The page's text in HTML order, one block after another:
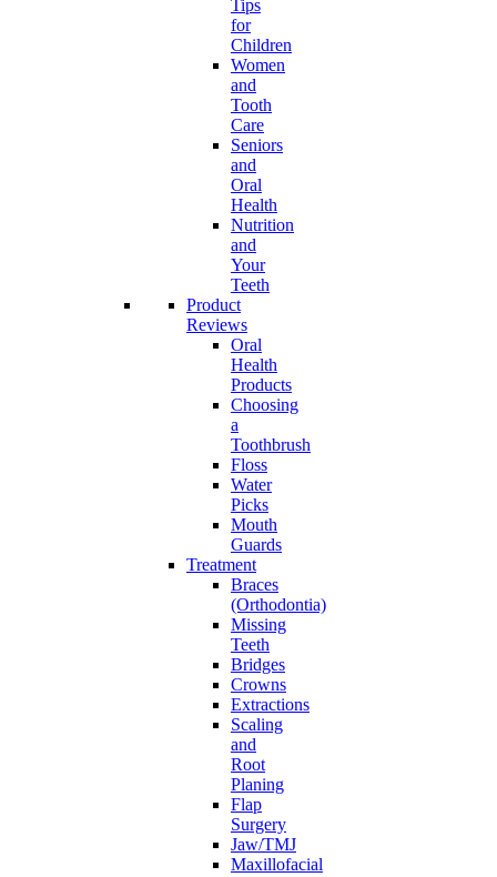
Tips
for
Children
Women
and
Tooth
Care
Seniors
and
Oral
Health
Nutrition
and
Your
Teeth
Product
Reviews
Oral
Health
Products
Choosing
a
Toothbrush
Floss
Water
Picks
Mouth
Guards
Treatment
Braces
(Orthodontia)
Missing
Teeth
Bridges
Crowns
Extractions
Scaling
and
Root
Planing
Flap
Surgery
Jaw/TMJ
Maxillofacial